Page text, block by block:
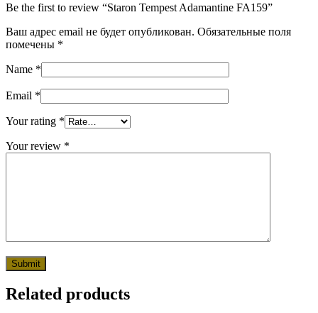
Be the first to review “Staron Tempest Adamantine FA159”
Ваш адрес email не будет опубликован. Обязательные поля
помечены *
Name *
Email *
Your rating *
Your review *
Related products